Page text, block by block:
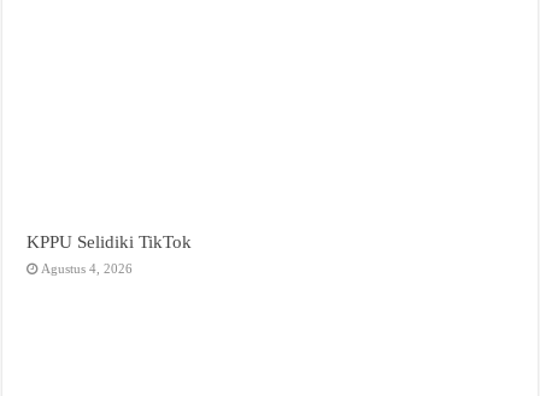
KPPU Selidiki TikTok
Agustus 4, 2026